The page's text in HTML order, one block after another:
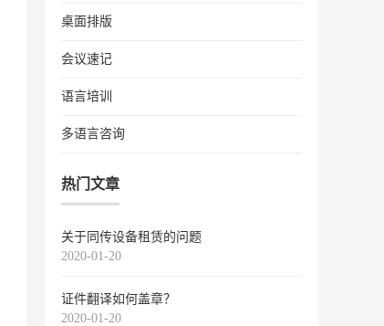
桌面排版
会议速记
语言培训
多语言咨询
热门文章
关于同传设备租赁的问题
2020-01-20
证件翻译如何盖章？
2020-01-20